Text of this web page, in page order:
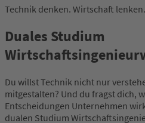
Technik denken. Wirtschaft lenken.
Duales Studium
Du willst Technik nicht nur
mitgestalten? Und du fragst dich,
Entscheidungen Unternehmen
dualen Studium